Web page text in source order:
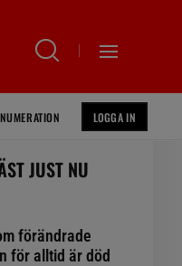
LOGGA IN
JUST NU
förändrade
för alltid är död